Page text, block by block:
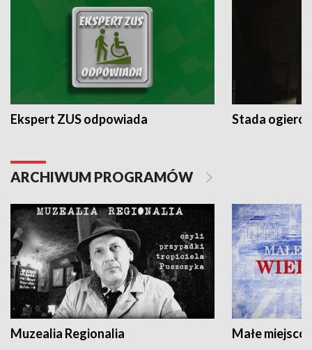
Ekspert ZUS odpowiada Stada
ARCHIWUM PROGRAMÓW
Muzealia Regionalia Małe